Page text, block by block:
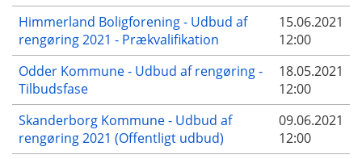
Himmerland Boligforening - Udbud af
rengøring 2021 - Prækvalifikation
15.06.2021
12:00
Odder Kommune - Udbud af rengøring -
Tilbudsfase
18.05.2021
12:00
Skanderborg Kommune - Udbud af
rengøring 2021 (Offentligt udbud)
09.06.2021
12:00